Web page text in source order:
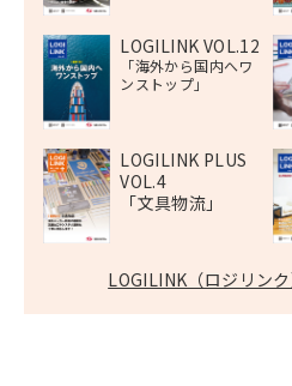
LOGILINK VOL.12
「海外から国内へワ
ンストップ」
LOGILINK PLUS
VOL.4
「文具物流」
LOGILINK（ロジリン